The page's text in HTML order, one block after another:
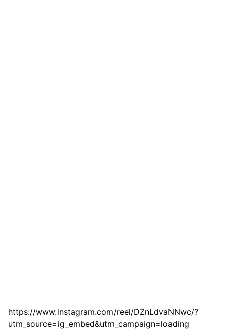
https://www.instagram.com/reel/DZnLdvaNNwc/?
utm_source=ig_embed&utm_campaign=loading